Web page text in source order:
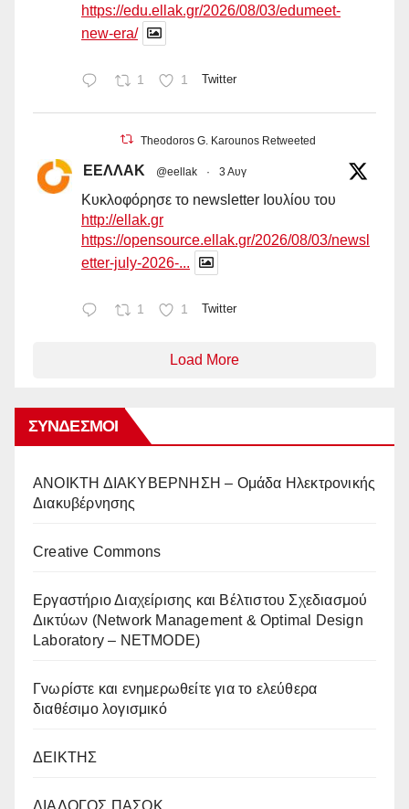
https://edu.ellak.gr/2026/08/03/edumeet-
new-era/
1 1 Twitter
Theodoros G. Karounos Retweeted
ΕΕΛΛΑΚ @eellak · 3 Αυγ
Κυκλοφόρησε το newsletter Ιουλίου του
http://ellak.gr
https://opensource.ellak.gr/2026/08/03/newsl
etter-july-2026-...
1 1 Twitter
Load More
ΣΎΝΔΕΣΜΟΙ
AΝΟΙΚΤΗ ΔΙΑΚΥΒΕΡΝΗΣΗ – Ομάδα Ηλεκτρονικής
Διακυβέρνησης
Creative Commons
Eργαστήριο Διαχείρισης και Βέλτιστου Σχεδιασμού
Δικτύων (Network Management & Optimal Design
Laboratory – NETMODE)
Γνωρίστε και ενημερωθείτε για το ελεύθερα
διαθέσιμο λογισμικό
ΔΕΙΚΤΗΣ
ΔΙΑΛΟΓΟΣ ΠΑΣΟΚ